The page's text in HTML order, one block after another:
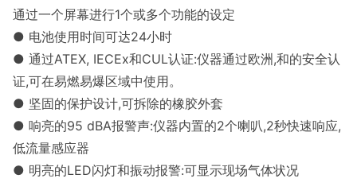
通过一个屏幕进行1个或多个功能的设定
● 电池使用时间可达24小时
● 通过ATEX, IECEx和CUL认证:仪器通过欧洲,和的安全认
证,可在易燃易爆区域中使用。
● 坚固的保护设计,可拆除的橡胶外套
● 响亮的95 dBA报警声:仪器内置的2个喇叭,2秒快速响应,
低流量感应器
● 明亮的LED闪灯和振动报警:可显示现场气体状况